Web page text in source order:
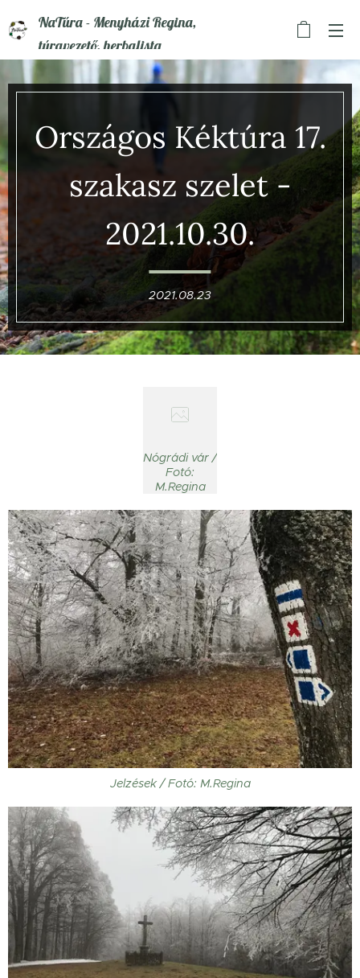
NaTúra - Menyházi Regina,
túravezető, herbalista
Országos Kéktúra 17.
szakasz szelet -
2021.10.30.
2021.08.23
Nógrádi vár /
Fotó:
M.Regina
Jelzések / Fotó: M.Regina